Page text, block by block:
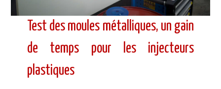
Test des moules métalliques, un gain
de temps pour les injecteurs
plastiques